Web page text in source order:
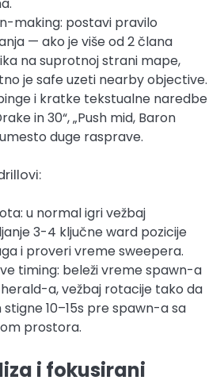
making: postavi pravilo
— ako je više od 2 člana
na suprotnoj strani mape,
je safe uzeti nearby objective.
i kratke tekstualne naredbe
in 30“, „Push mid, Baron
duge rasprave.
u normal igri vežbaj
3-4 ključne ward pozicije
i proveri vreme sweepera.
timing: beleži vreme spawn-a
a, vežbaj rotacije tako da
10–15s pre spawn-a sa
prostora.
i fokusirani